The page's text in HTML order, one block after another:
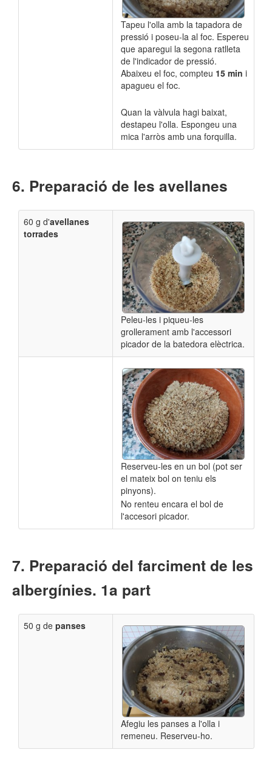
Tapeu l'olla amb la tapadora de
pressió i poseu-la al foc. Espereu
que aparegui la segona ratlleta
de l'indicador de pressió.
Abaixeu el foc, compteu 15 min i
apagueu el foc.
Quan la vàlvula hagi baixat,
destapeu l'olla. Espongeu una
mica l'arròs amb una forquilla.
Preparació de les avellanes
60 g d'avellanes
torrades
Peleu-les i piqueu-les
grollerament amb l'accessori
picador de la batedora elèctrica.
Reserveu-les en un bol (pot ser
el mateix bol on teniu els
pinyons).
No renteu encara el bol de
l'accesori picador.
Preparació del farciment de les
albergínies. 1a part
50 g de panses
Afegiu les panses a l'olla i
remeneu. Reserveu-ho.